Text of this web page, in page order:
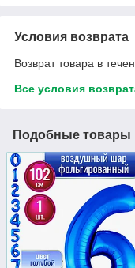
Условия возврата
Возврат товара в
Все условия
Подобные товары